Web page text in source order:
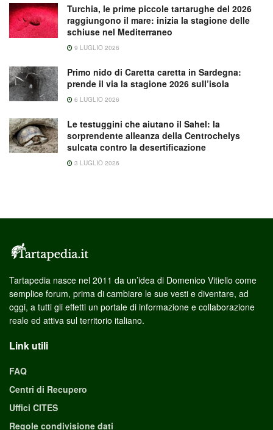
Turchia, le prime piccole tartarughe del 2026
raggiungono il mare: inizia la stagione delle
schiuse nel Mediterraneo
9 LUGLIO 2026
Primo nido di Caretta caretta in Sardegna:
prende il via la stagione 2026 sull’isola
6 LUGLIO 2026
Le testuggini che aiutano il Sahel: la
sorprendente alleanza della Centrochelys
sulcata contro la desertificazione
3 LUGLIO 2026
Tartapedia nasce nel 2011 da un’idea di Domenico Vitiello come
semplice forum, prima di cambiare le sue vesti e diventare, ad
oggi, a tutti gli effetti un portale di informazione e collaborazione
reale ed attiva sul territorio italiano.
Link utili
FAQ
Centri di Recupero
Uffici CITES
Regole condivisione dati